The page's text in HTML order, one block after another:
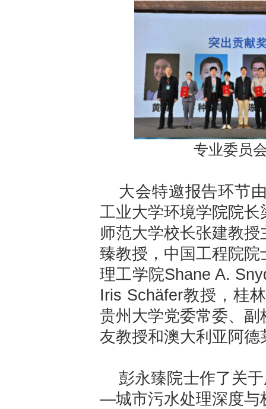
专业委员
大会特邀报告环节
工业大学环境学院院
师范大学校长张建教
臻教授，中国工程院
理工学院Shane A.
Iris Schäfer教授，桂
贵州大学党委常委、
友教授和澳大利亚阿
彭永臻院士作了关
—城市污水处理深度与